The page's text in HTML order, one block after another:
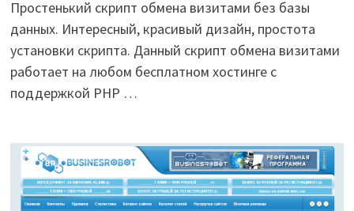
Простенький скрипт обмена визитами без базы
данных. Интересный, красивый дизайн, простота
установки скрипта. Данный скрипт обмена визитами
работает на любом бесплатном хостинге с
поддержкой PHP …